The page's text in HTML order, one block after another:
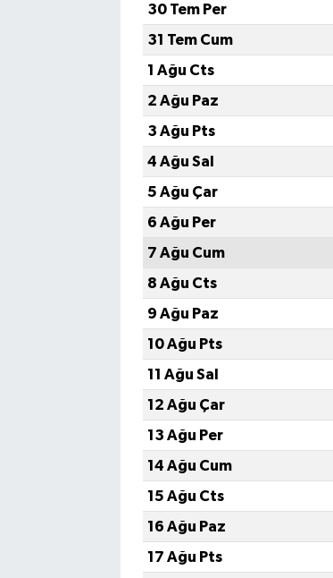
30 Tem Per
31 Tem Cum
1 Ağu Cts
2 Ağu Paz
3 Ağu Pts
4 Ağu Sal
5 Ağu Çar
6 Ağu Per
7 Ağu Cum
8 Ağu Cts
9 Ağu Paz
10 Ağu Pts
11 Ağu Sal
12 Ağu Çar
13 Ağu Per
14 Ağu Cum
15 Ağu Cts
16 Ağu Paz
17 Ağu Pts